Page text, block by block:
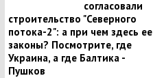
согласовали
строительство "Северного
потока-2": а при чем здесь ее
законы? Посмотрите, где
Украина, а где Балтика -
Пушков